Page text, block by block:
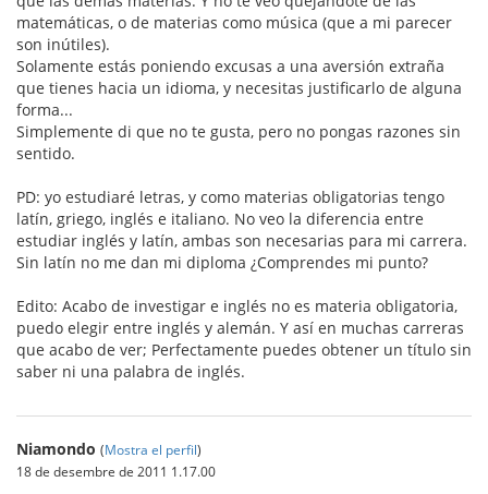
matemáticas, o de materias como música (que a mi parecer
son inútiles).
Solamente estás poniendo excusas a una aversión extraña
que tienes hacia un idioma, y necesitas justificarlo de alguna
forma...
Simplemente di que no te gusta, pero no pongas razones sin
sentido.
PD: yo estudiaré letras, y como materias obligatorias tengo
latín, griego, inglés e italiano. No veo la diferencia entre
estudiar inglés y latín, ambas son necesarias para mi carrera.
Sin latín no me dan mi diploma ¿Comprendes mi punto?
Edito: Acabo de investigar e inglés no es materia obligatoria,
puedo elegir entre inglés y alemán. Y así en muchas carreras
que acabo de ver; Perfectamente puedes obtener un título sin
saber ni una palabra de inglés.
Niamondo (Mostra el perfil)
18 de desembre de 2011 1.17.00